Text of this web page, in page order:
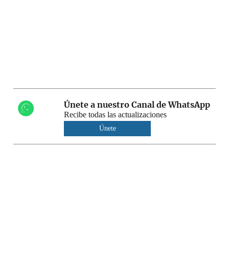
Únete a nuestro Canal de WhatsApp
Recibe todas las actualizaciones
Únete